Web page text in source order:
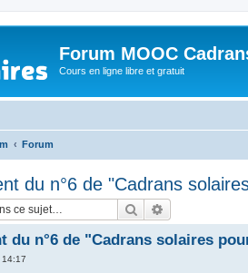
Forum MOOC
Cours en ligne libre et gratuit
Forum
du n°6 de "Cadrans
Rechercher
du n°6 de "Cadrans solaires